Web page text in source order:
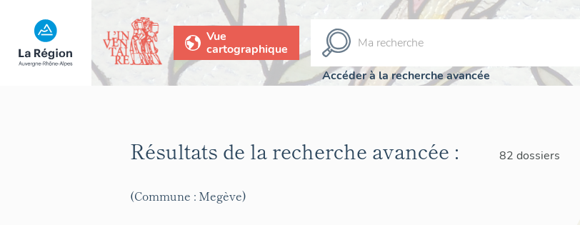
Vue
cartographique
Accéder à la recherche avancée
Résultats de la recherche avancée : 82 dossiers
(Commune : Megève)